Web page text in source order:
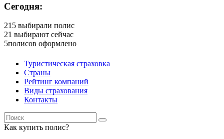
Сегодня:
215 выбирали полис
21 выбирают сейчас
5полисов оформлено
Туристическая страховка
Страны
Рейтинг компаний
Виды страхования
Контакты
Как купить полис?